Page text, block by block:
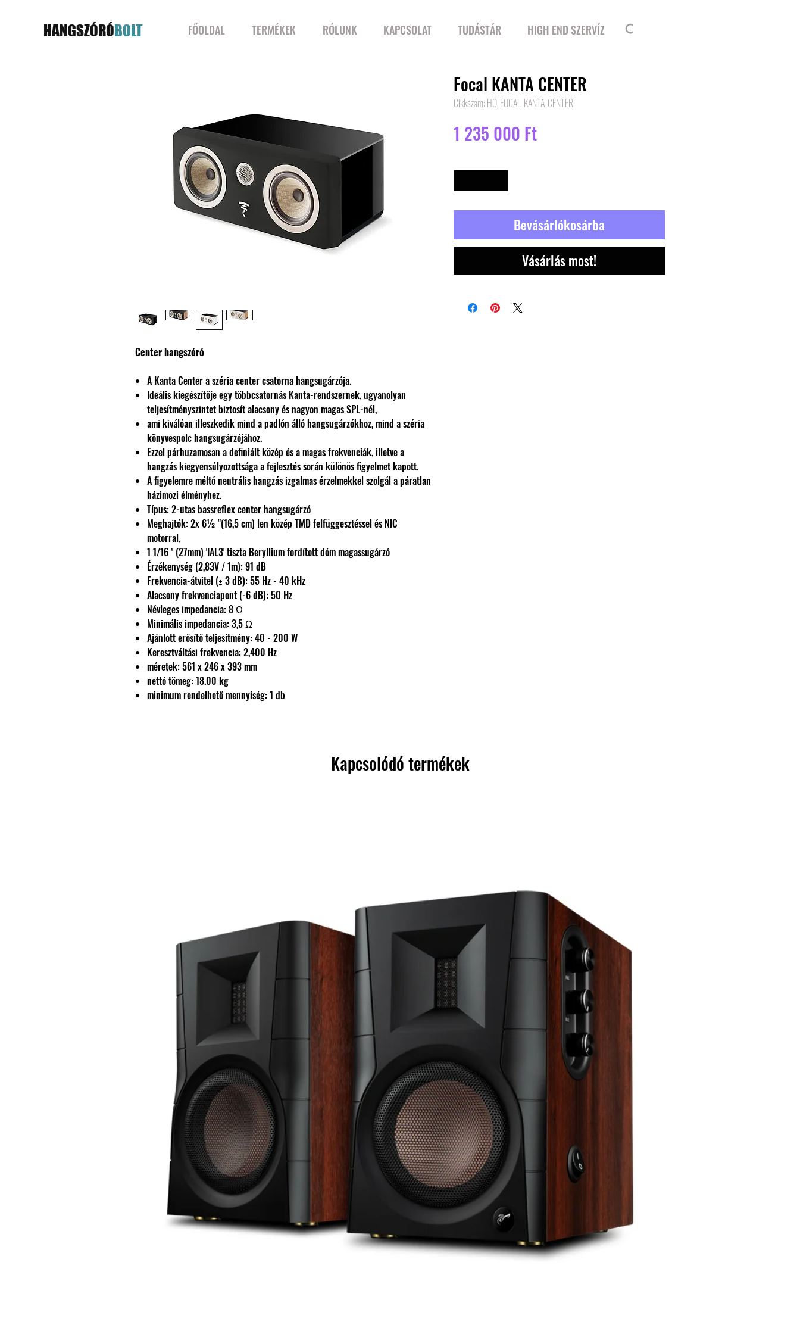
HANGSZÓRÓBOLT FŐOLDAL TERMÉKEK RÓLUNK KAPCSOLAT TUDÁSTÁR HIGH END SZERVÍZ
Center hangszóró
A Kanta Center a széria center csatorna hangsugárzója.
Ideális kiegészítője egy többcsatornás Kanta-rendszernek, ugyanolyan
teljesítményszintet biztosít alacsony és nagyon magas SPL-nél,
ami kiválóan illeszkedik mind a padlón álló hangsugárzókhoz, mind a széria
könyvespolc hangsugárzójához.
Ezzel párhuzamosan a definiált közép és a magas frekvenciák, illetve a
hangzás kiegyensúlyozottsága a fejlesztés során különös figyelmet kapott.
A figyelemre méltó neutrális hangzás izgalmas érzelmekkel szolgál a páratlan
házimozi élményhez.
Típus: 2-utas bassreflex center hangsugárzó
Meghajtók: 2x 6½ "(16,5 cm) len közép TMD felfüggesztéssel és NIC
motorral,
1 1/16 '' (27mm) 'IAL3' tiszta Beryllium fordított dóm magassugárzó
Érzékenység (2,83V / 1m): 91 dB
Frekvencia-átvitel (± 3 dB): 55 Hz - 40 kHz
Alacsony frekvenciapont (-6 dB): 50 Hz
Névleges impedancia: 8 Ω
Minimális impedancia: 3,5 Ω
Ajánlott erősítő teljesítmény: 40 - 200 W
Keresztváltási frekvencia: 2,400 Hz
méretek: 561 x 246 x 393 mm
nettó tömeg: 18.00 kg
minimum rendelhető mennyiség: 1 db
Focal KANTA CENTER
Cikkszám: HO_FOCAL_KANTA_CENTER
1 235 000 FtÁr
Bevásárlókosárba
Vásárlás most!
Kapcsolódó termékek